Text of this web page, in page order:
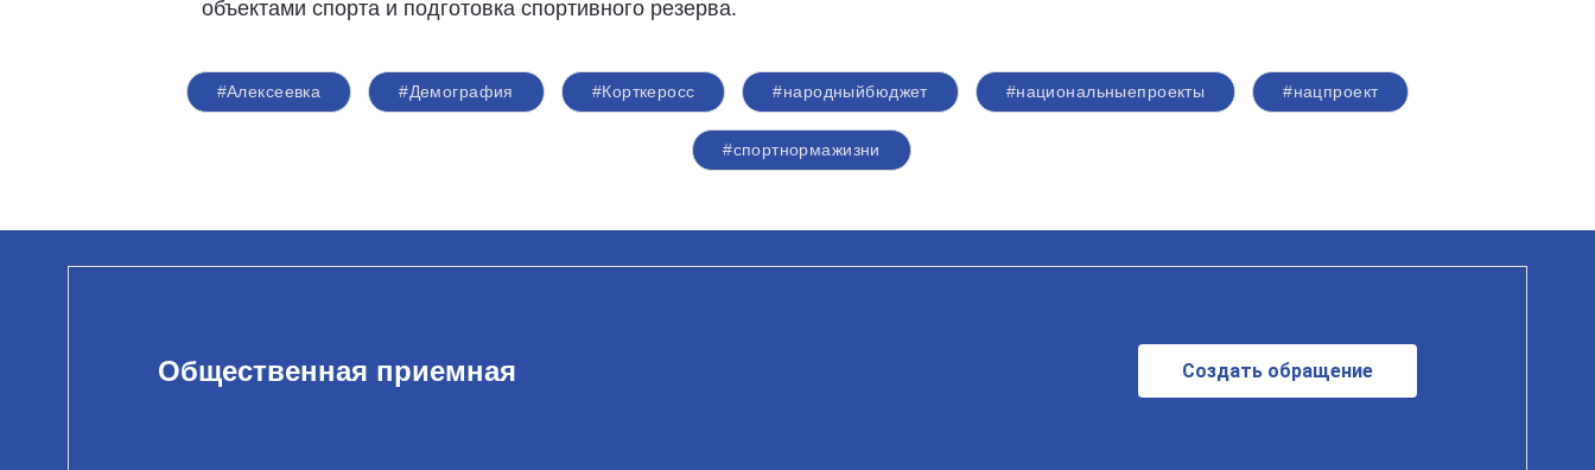
объектами спорта и подготовка спортивного резерва.
#Алексеевка #Демография #Корткеросс #народныйбюджет #национальныепроекты #нацпроект
#спортнормажизни
Общественная приемная Создать обращение